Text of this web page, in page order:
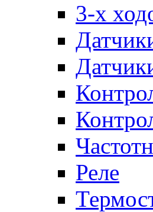
3-х
Реле